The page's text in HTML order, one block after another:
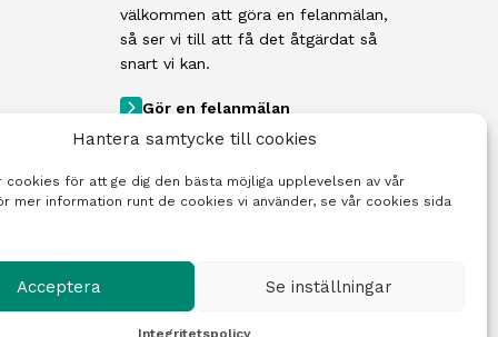
Hantera samtycke till cookies
cookies för att ge dig den bästa möjliga upplevelsen av vår
mer information runt de cookies vi använder, se vår cookies sida
Acceptera Se inställningar
Integritetspolicy
välkommen att göra en felanmälan,
så ser vi till att få det åtgärdat så
snart vi kan.
Gör en felanmälan